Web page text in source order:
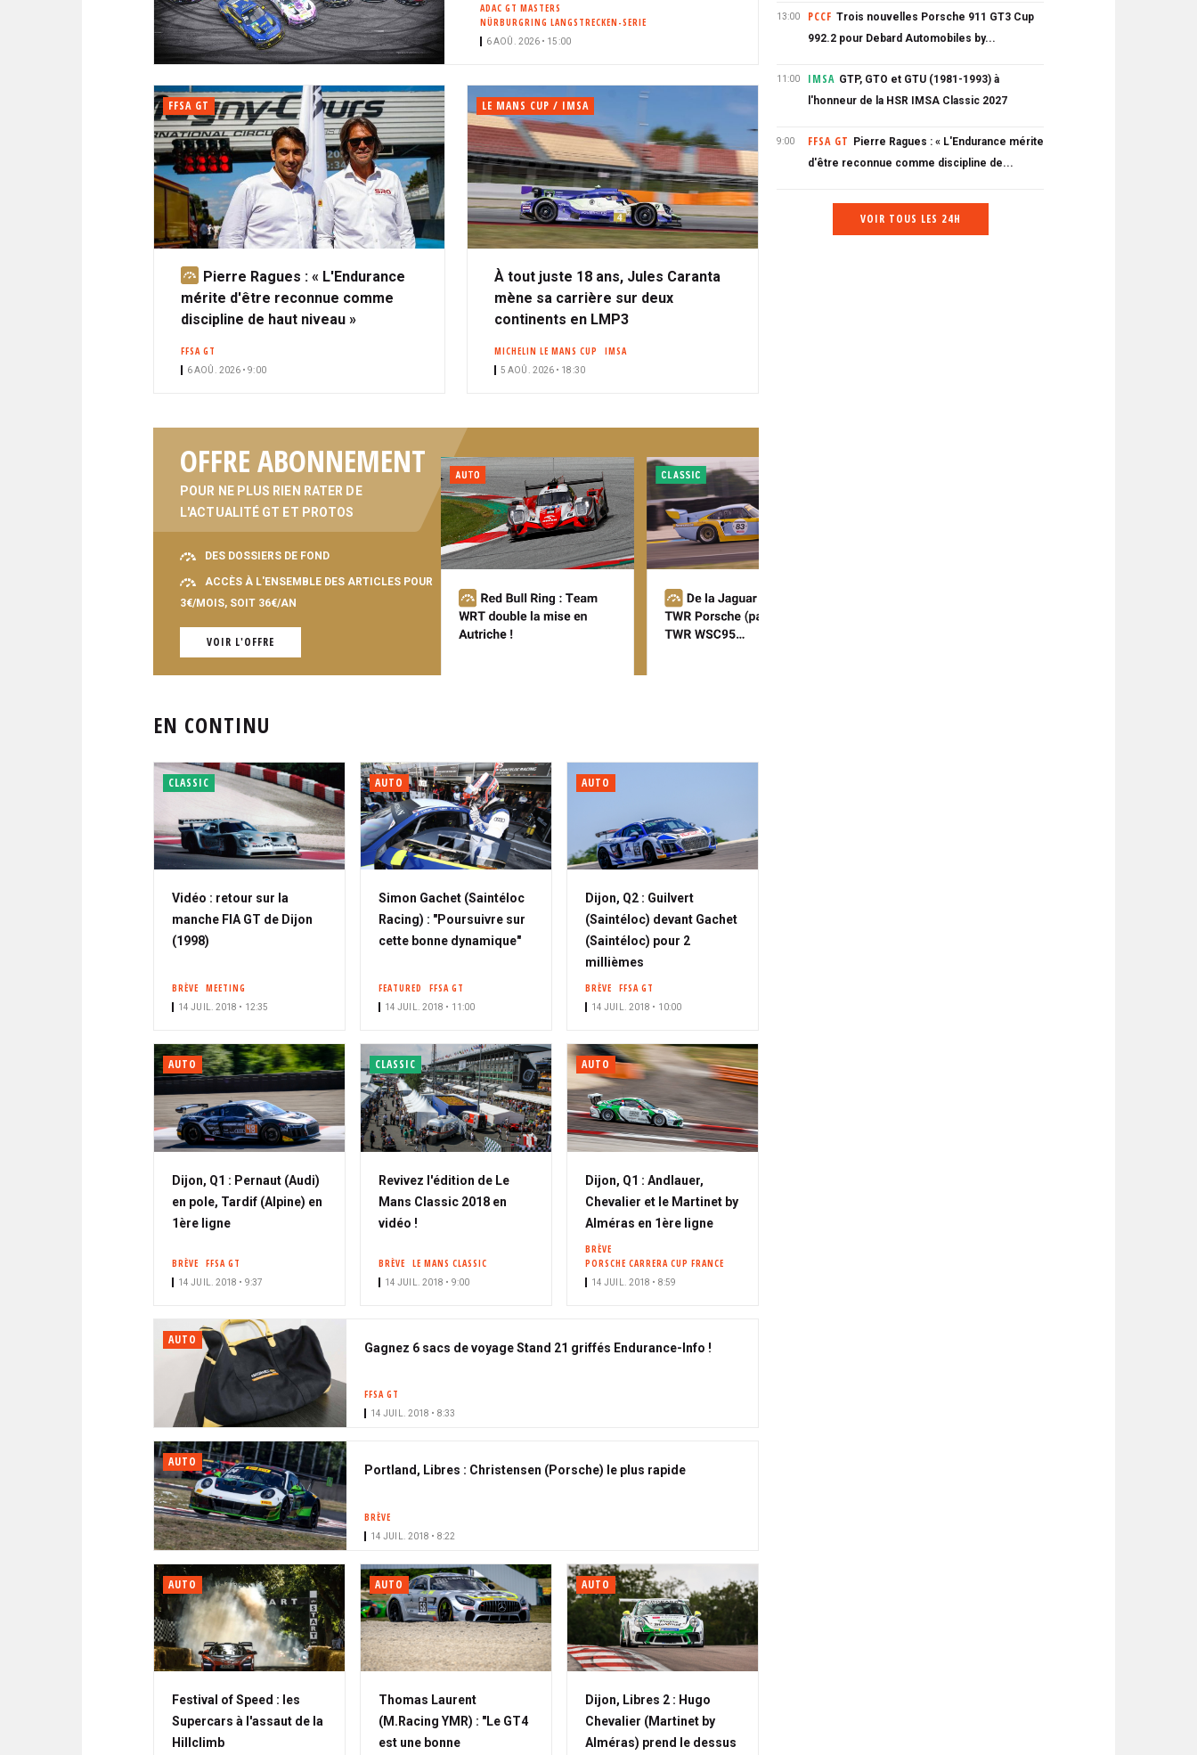
C
P
A
L
E
A
N
ADAC GT MASTERS
NÜRBURGRING LANGSTRECKEN-SERIE
6 AOÛ. 2026 • 15:00
FFSA GT
A
b
o
Pierre Ragues : « L'Endurance
mérite d'être reconnue comme
discipline de haut niveau »
FFSA GT
6 AOÛ. 2026 • 9:00
LE MANS CUP / IMSA
À tout juste 18 ans, Jules Caranta
mène sa carrière sur deux
continents en LMP3
MICHELIN LE MANS CUP IMSA
5 AOÛ. 2026 • 18:30
OFFRE ABONNEMENT
POUR NE PLUS RIEN RATER DE
L'ACTUALITÉ GT ET PROTOS
DES DOSSIERS DE FOND
ACCÈS À L'ENSEMBLE DES ARTICLES POUR
3€/MOIS, SOIT 36€/AN
VOIR L'OFFRE
EN CONTINU
CLASSIC
Vidéo : retour sur la
manche FIA GT de Dijon
(1998)
BRÈVE MEETING
14 JUIL. 2018 • 12:35
AUTO
Simon Gachet (Saintéloc
Racing) : "Poursuivre sur
cette bonne dynamique"
FEATURED FFSA GT
14 JUIL. 2018 • 11:00
AUTO
Dijon, Q2 : Guilvert
(Saintéloc) devant Gachet
(Saintéloc) pour 2
millièmes
BRÈVE FFSA GT
14 JUIL. 2018 • 10:00
AUTO
Dijon, Q1 : Pernaut (Audi)
en pole, Tardif (Alpine) en
1ère ligne
BRÈVE FFSA GT
14 JUIL. 2018 • 9:37
CLASSIC
Revivez l'édition de Le
Mans Classic 2018 en
vidéo !
BRÈVE LE MANS CLASSIC
14 JUIL. 2018 • 9:00
AUTO
Dijon, Q1 : Andlauer,
Chevalier et le Martinet by
Alméras en 1ère ligne
BRÈVE
PORSCHE CARRERA CUP FRANCE
14 JUIL. 2018 • 8:59
AUTO
Gagnez 6 sacs de voyage Stand 21 griffés Endurance-Info !
FFSA GT
14 JUIL. 2018 • 8:33
AUTO
Portland, Libres : Christensen (Porsche) le plus rapide
BRÈVE
14 JUIL. 2018 • 8:22
AUTO
Festival of Speed : les
Supercars à l'assaut de la
Hillclimb
AUTO
Thomas Laurent
(M.Racing YMR) : "Le GT4
est une bonne
AUTO
Dijon, Libres 2 : Hugo
Chevalier (Martinet by
Alméras) prend le dessus
13:00 PCCF Trois nouvelles Porsche 911 GT3 Cup
992.2 pour Debard Automobiles by...
11:00 IMSA GTP, GTO et GTU (1981-1993) à
l'honneur de la HSR IMSA Classic 2027
9:00 FFSA GT Pierre Ragues : « L'Endurance mérite
d'être reconnue comme discipline de...
VOIR TOUS LES 24H